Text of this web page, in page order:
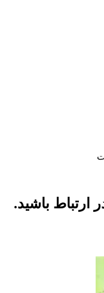
ارتباط باشید.